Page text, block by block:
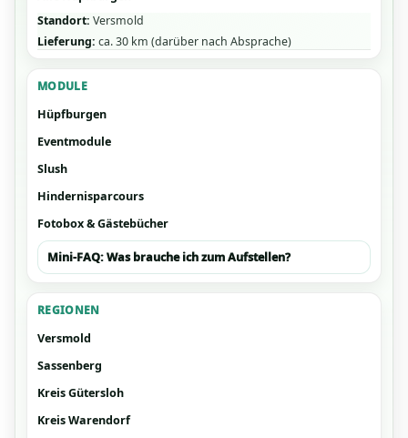
Standort: Versmold
Lieferung: ca. 30 km (darüber nach Absprache)
MODULE
Hüpfburgen
Eventmodule
Slush
Hindernisparcours
Fotobox & Gästebücher
Mini-FAQ: Was brauche ich zum Aufstellen?
REGIONEN
Versmold
Sassenberg
Kreis Gütersloh
Kreis Warendorf